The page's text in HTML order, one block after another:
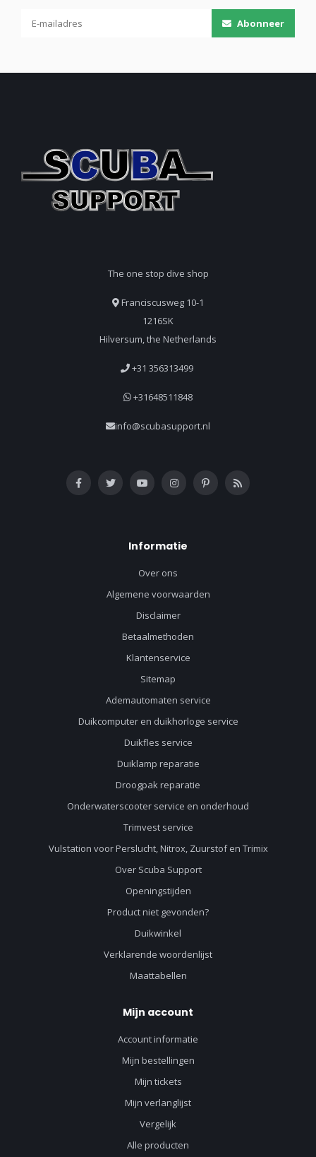
Abonneer
The one stop dive shop
Franciscusweg 10-1
1216SK
Hilversum, the Netherlands
+31 356313499
+31648511848
info@scubasupport.nl
Informatie
Over ons
Algemene voorwaarden
Disclaimer
Betaalmethoden
Klantenservice
Sitemap
Ademautomaten service
Duikcomputer en duikhorloge service
Duikfles service
Duiklamp reparatie
Droogpak reparatie
Onderwaterscooter service en onderhoud
Trimvest service
Vulstation voor Perslucht, Nitrox, Zuurstof en Trimix
Over Scuba Support
Openingstijden
Product niet gevonden?
Duikwinkel
Verklarende woordenlijst
Maattabellen
Mijn account
Account informatie
Mijn bestellingen
Mijn tickets
Mijn verlanglijst
Vergelijk
Alle producten